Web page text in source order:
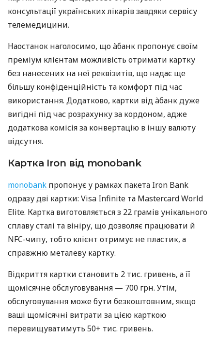
консультації українських лікарів завдяки сервісу
телемедицини.
Наостанок наголосимо, що àбанк пропонує своїм
преміум клієнтам можливість отримати картку
без нанесених на неї реквізитів, що надає ще
більшу конфіденційність та комфорт під час
використання. Додатково, картки від àбанк дуже
вигідні під час розрахунку за кордоном, адже
додаткова комісія за конвертацію в іншу валюту
відсутня.
Картка Iron від monobank
monobank пропонує у рамках пакета Iron Bank
одразу дві картки: Visa Infinite та Mastercard World
Elite. Картка виготовляється з 22 грамів унікального
сплаву сталі та вініру, що дозволяє працювати й
NFC-чипу, тобто клієнт отримує не пластик, а
справжню металеву картку.
Відкриття картки становить 2 тис. гривень, а її
щомісячне обслуговування — 700 грн. Утім,
обслуговування може бути безкоштовним, якщо
ваші щомісячні витрати за цією карткою
перевищуватимуть 50+ тис. гривень.